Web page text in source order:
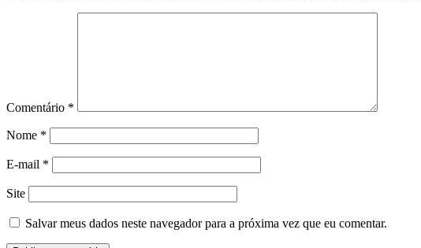
Comentário *
Nome *
E-mail *
Site
Salvar meus dados neste navegador para a próxima vez que eu comentar.